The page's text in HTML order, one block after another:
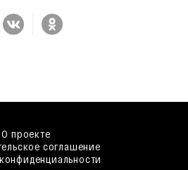
О проекте
соглашение